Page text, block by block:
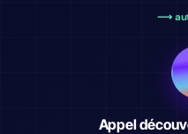
⟶
Appel